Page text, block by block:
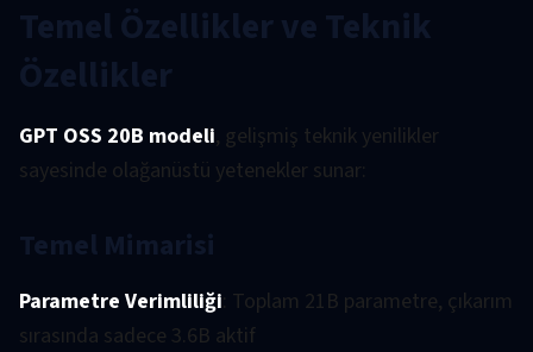
Temel Özellikler ve Teknik
Özellikler
GPT OSS 20B modeli, gelişmiş teknik yenilikler
sayesinde olağanüstü yetenekler sunar:
Temel Mimarisi
Parametre Verimliliği: Toplam 21B parametre, çıkarım
sırasında sadece 3.6B aktif